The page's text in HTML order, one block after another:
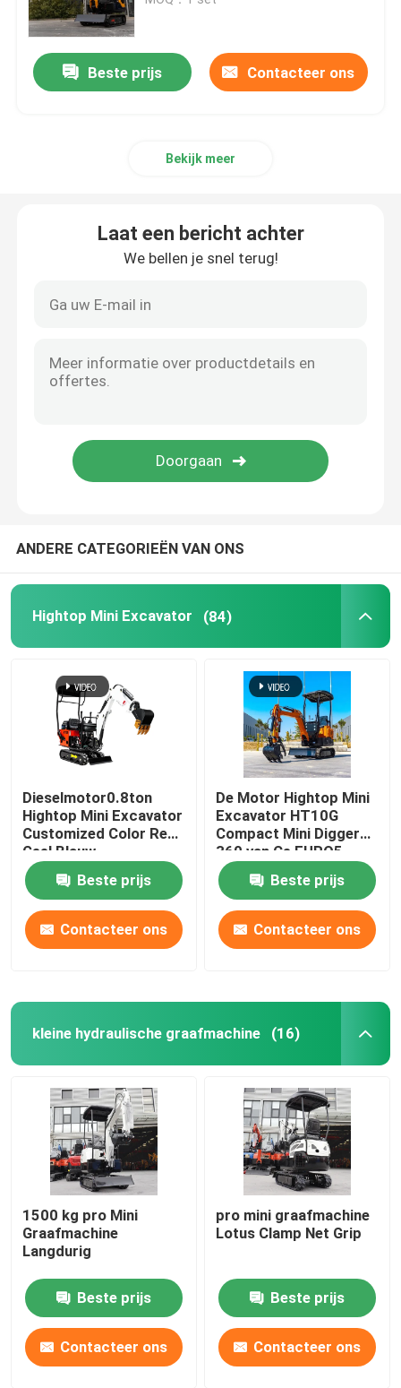
Mini Skid Steer Loader
De Tractor van het landbouwlandbouwbedrijf
Het Schuimmachine van de polyurethaannevel
Polyureachemisch product
Opheffend het Werkplatform
Straat Vegende Machine
De Toebehoren van het bouwmateriaal
Beste prijs Contacteer ons
Bekijk meer
Laat een bericht achter
We bellen je snel terug!
ANDERE CATEGORIEËN VAN ONS
Hightop Mini Excavator (84)
Dieselmotor0.8ton
Hightop Mini Excavator
Customized Color Red
Geel Blauw
Beste prijs
Contacteer ons
De Motor Hightop Mini
Excavator HT10G
Compact Mini Digger
360 van Ce EURO5
roteert
Beste prijs
Contacteer ons
kleine hydraulische graafmachine (16)
1500 kg pro Mini
Graafmachine
Langdurig
Beste prijs
Contacteer ons
pro mini graafmachine
Lotus Clamp Net Grip
Beste prijs
Contacteer ons